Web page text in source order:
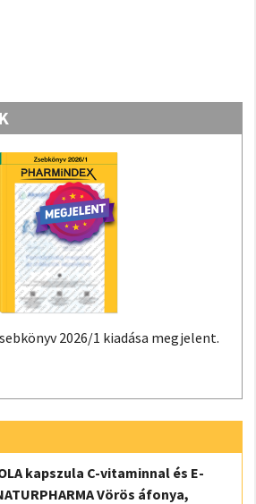
2026/1 kiadása megjelent.
kapszula C-vitaminnal és E-
Vörös áfonya,